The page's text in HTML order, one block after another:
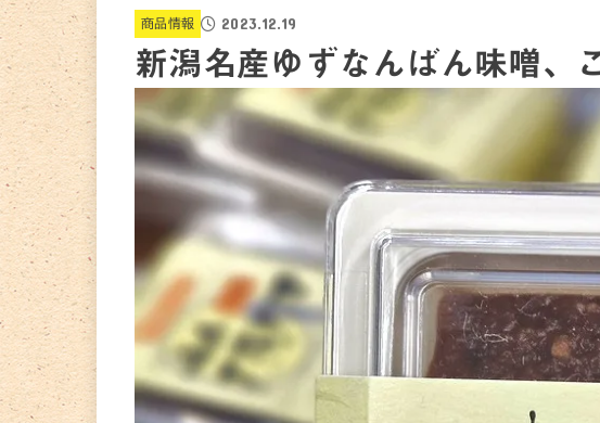
商品情報 2023.12.19
新潟名産ゆずなんばん味噌、